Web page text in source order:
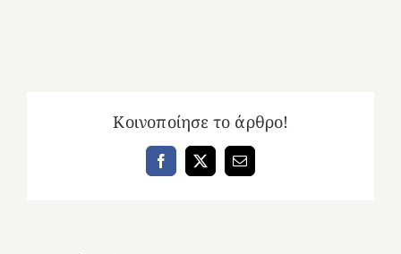
Κοινοποίησε το άρθρο!
Facebook
X Email